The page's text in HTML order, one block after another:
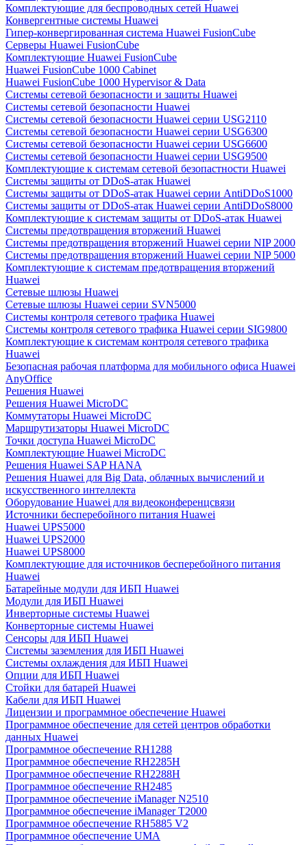
Комплектующие для беспроводных сетей Huawei
Конвергентные системы Huawei
Гипер-конвергированная система Huawei FusionCube
Серверы Huawei FusionCube
Комплектующие Huawei FusionCube
Huawei FusionCube 1000 Cabinet
Huawei FusionCube 1000 Hypervisor & Data
Системы сетевой безопасности и защиты Huawei
Системы сетевой безопасности Huawei
Системы сетевой безопасности Huawei серии USG2110
Системы сетевой безопасности Huawei серии USG6300
Системы сетевой безопасности Huawei серии USG6600
Системы сетевой безопасности Huawei серии USG9500
Комплектующие к системам сетевой безопастности Huawei
Системы защиты от DDoS-атак Huawei
Системы защиты от DDoS-атак Huawei серии AntiDDoS1000
Системы защиты от DDoS-атак Huawei серии AntiDDoS8000
Комплектующие к системам защиты от DDoS-атак Huawei
Системы предотвращения вторжений Huawei
Системы предотвращения вторжений Huawei серии NIP 2000
Системы предотвращения вторжений Huawei серии NIP 5000
Комплектующие к системам предотвращения вторжений
Huawei
Сетевые шлюзы Huawei
Сетевые шлюзы Huawei серии SVN5000
Системы контроля сетевого трафика Huawei
Системы контроля сетевого трафика Huawei серии SIG9800
Комплектующие к системам контроля сетевого трафика
Huawei
Безопасная рабочая платформа для мобильного офиса Huawei
AnyOffice
Решения Huawei
Решения Huawei MicroDC
Коммутаторы Huawei MicroDC
Маршрутизаторы Huawei MicroDC
Точки доступа Huawei MicroDC
Комплектующие Huawei MicroDC
Решения Huawei SAP HANA
Решения Huawei для Big Data, облачных вычислений и
искусственного интеллекта
Оборудование Huawei для видеоконференцсвязи
Источники бесперебойного питания Huawei
Huawei UPS5000
Huawei UPS2000
Huawei UPS8000
Комплектующие для источников бесперебойного питания
Huawei
Батарейные модули для ИБП Huawei
Модули для ИБП Huawei
Инверторные системы Huawei
Конверторные системы Huawei
Сенсоры для ИБП Huawei
Системы заземления для ИБП Huawei
Системы охлаждения для ИБП Huawei
Опции для ИБП Huawei
Стойки для батарей Huawei
Кабели для ИБП Huawei
Лицензии и программное обеспечение Huawei
Программное обеспечение для сетей центров обработки
данных Huawei
Программное обеспечение RH1288
Программное обеспечение RH2285H
Программное обеспечение RH2288H
Программное обеспечение RH2485
Программное обеспечение iManager N2510
Программное обеспечение iManager T2000
Программное обеспечение RH5885 V2
Программное обеспечение UMA